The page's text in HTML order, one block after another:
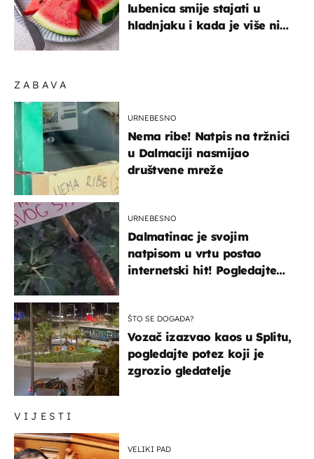
VIJESTI
VELIKI PAD
ZABAVA
URNEBESNO
Nema ribe! Natpis na tržnici
u Dalmaciji nasmijao
društvene mreže
URNEBESNO
Dalmatinac je svojim
natpisom u vrtu postao
internetski hit! Pogledajte
ŠTO SE DOGAĐA?
Vozač izazvao kaos u Splitu,
pogledajte potez koji je
zgrozio gledatelje
lubenica smije stajati u
hladnjaku i kada je više nije